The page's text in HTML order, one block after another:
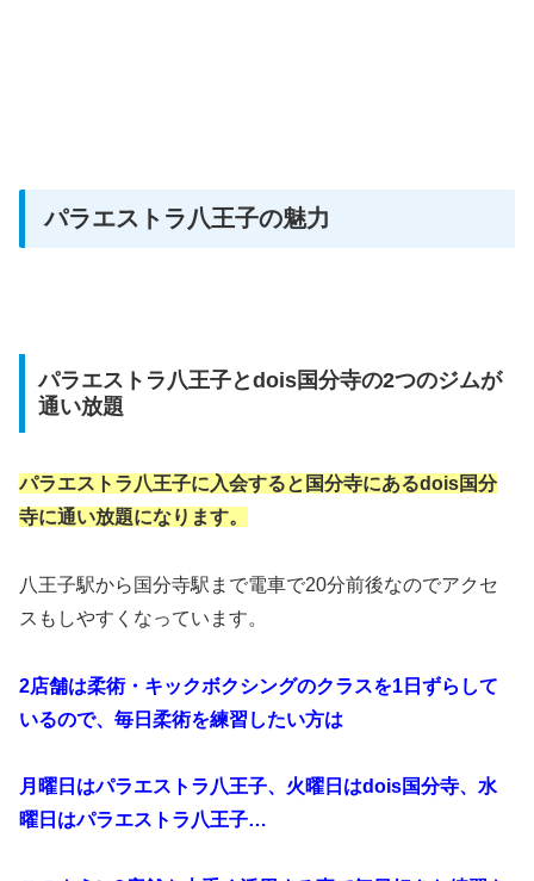
パラエストラ八王子の魅力
パラエストラ八王子とdois国分寺の2つのジムが
通い放題
パラエストラ八王子に入会すると国分寺にあるdois国分
寺に通い放題になります。
八王子駅から国分寺駅まで電車で20分前後なのでアクセ
スもしやすくなっています。
2店舗は柔術・キックボクシングのクラスを1日ずらして
いるので、毎日柔術を練習したい方は
月曜日はパラエストラ八王子、火曜日はdois国分寺、水
曜日はパラエストラ八王子…